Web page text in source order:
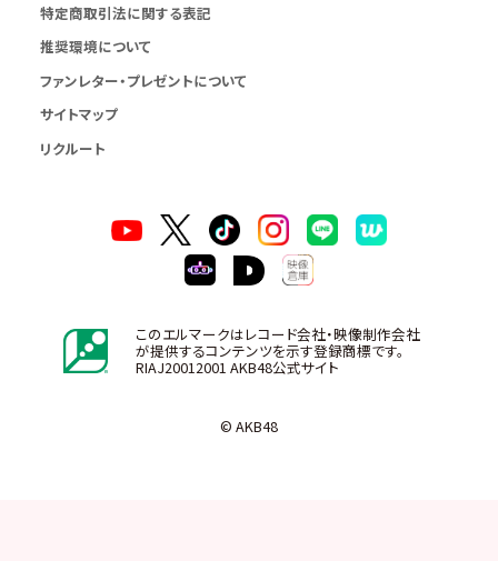
特定商取引法に関する表記
推奨環境について
ファンレター・プレゼントについて
サイトマップ
リクルート
このエルマークはレコード会社・映像制作会社
が提供するコンテンツを示す登録商標です。
RIAJ20012001 AKB48公式サイト
© AKB48